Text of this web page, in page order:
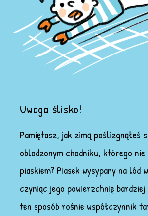
Uwaga ślisko!
Pamiętasz, jak zimą poślizgnąłeś
oblodzonym chodniku, którego nie
piaskiem? Piasek wysypany na lód
czyniąc jego powierzchnię
ten sposób rośnie współczynnik